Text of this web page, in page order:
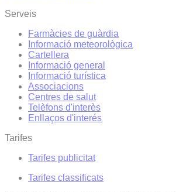
Serveis
Farmàcies de guàrdia
Informació meteorològica
Cartellera
Informació general
Informació turística
Associacions
Centres de salut
Telèfons d'interès
Enllaços d'interés
Tarifes
Tarifes publicitat
Tarifes classificats